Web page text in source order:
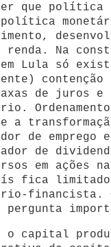
que política
Na
em Lula só
de juros e
a
de emprego
de
em ações
fica limitado
pergunta
o capital